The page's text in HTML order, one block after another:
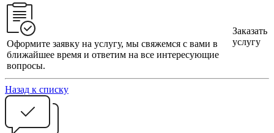
Оформите заявку на услугу, мы свяжемся с вами в
ближайшее время и ответим на все интересующие
вопросы.
Заказать
услугу
Назад к списку